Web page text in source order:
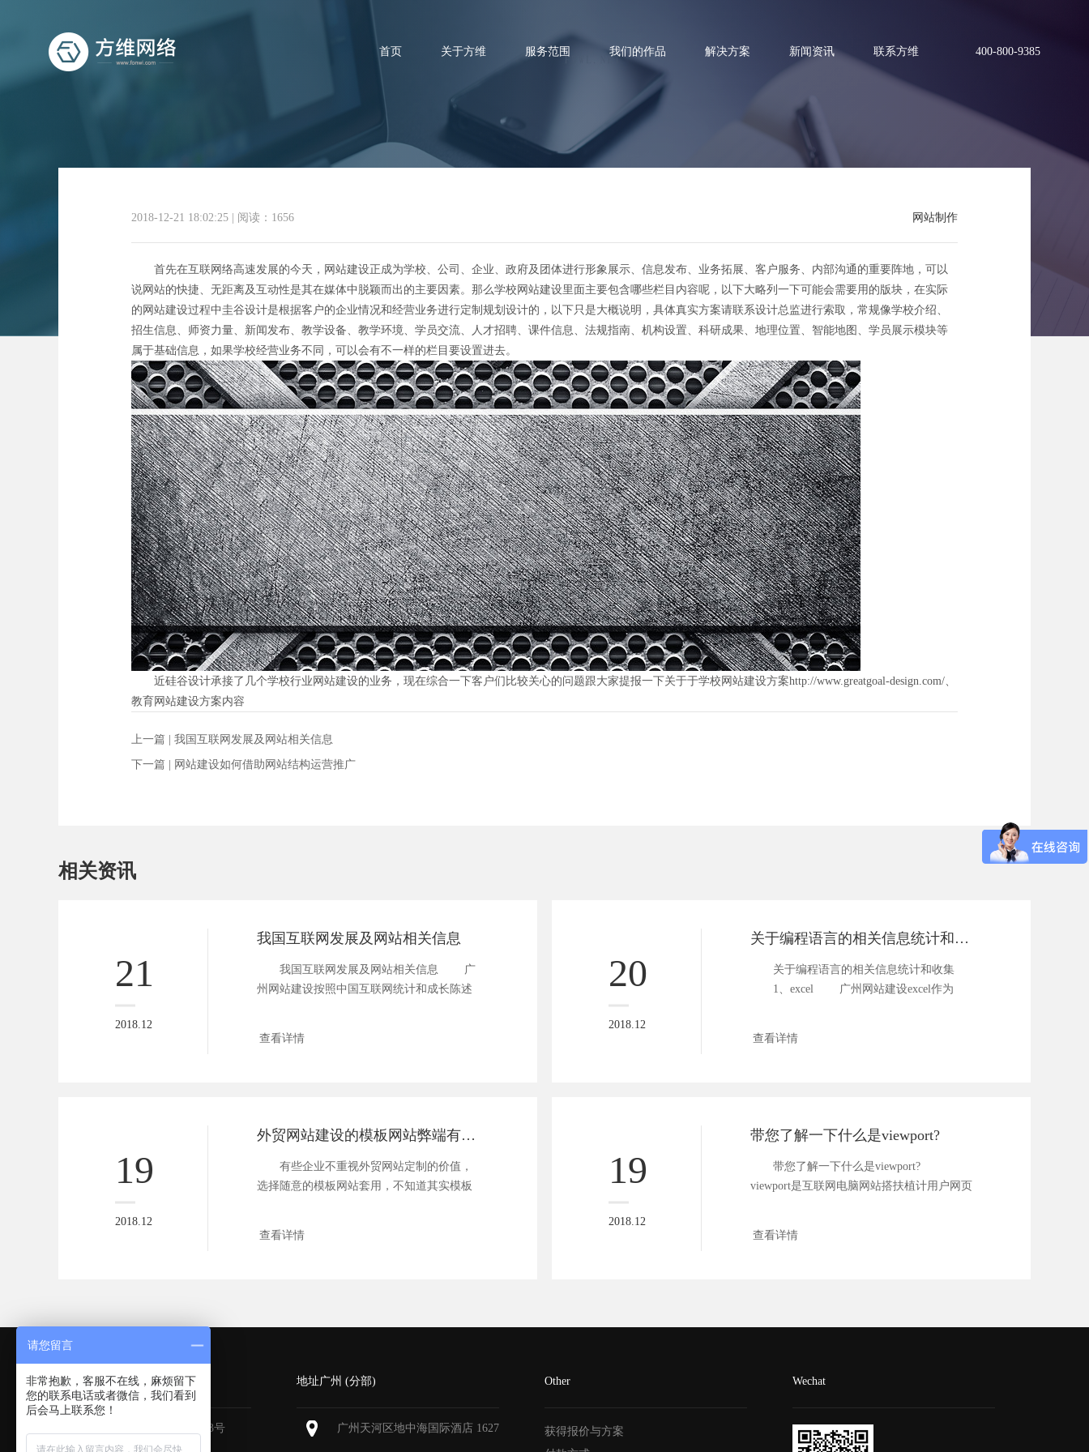
首页 关于方维 服务范围 我们的作品 解决方案 新闻资讯 联系方维 400-800-9385
网站制作
2018-12-21 18:02:25 阅读：1656
首先在互联网络高速发展的今天，网站建设正成为学校、公司、企业、政府及团体进行形象展示、信息发布、业务拓展、客户服务、内部沟通的重要阵地，可以
说网站的快捷、无距离及互动性是其在媒体中脱颖而出的主要因素。那么学校网站建设里面主要包含哪些栏目内容呢，以下大略列一下可能会需要用的版块，在实际
的网站建设过程中圭谷设计是根据客户的企业情况和经营业务进行定制规划设计的，以下只是大概说明，具体真实方案请联系设计总监进行索取，常规像学校介绍、
招生信息、师资力量、新闻发布、教学设备、教学环境、学员交流、人才招聘、课件信息、法规指南、机构设置、科研成果、地理位置、智能地图、学员展示模块等
属于基础信息，如果学校经营业务不同，可以会有不一样的栏目要设置进去。
近硅谷设计承接了几个学校行业网站建设的业务，现在综合一下客户们比较关心的问题跟大家提报一下关于于学校网站建设方案http://www.greatgoal-design.com/、
教育网站建设方案内容
上一篇 | 我国互联网发展及网站相关信息
下一篇 | 网站建设如何借助网站结构运营推广
相关资讯
21
2018.12
我国互联网发展及网站相关信息
我国互联网发展及网站相关信息 广
州网站建设按照中国互联网统计和成长陈述
查看详情
20
2018.12
关于编程语言的相关信息统计和收集
关于编程语言的相关信息统计和收集
1、excel 广州网站建设excel作为
查看详情
19
2018.12
外贸网站建设的模板网站弊端有哪些
有些企业不重视外贸网站定制的价值，
选择随意的模板网站套用，不知道其实模板
查看详情
19
2018.12
带您了解一下什么是viewport?
带您了解一下什么是viewport?
viewport是互联网电脑网站搭扶植计用户网页
查看详情
深圳 (总部)
深圳福田区深南大道6013号
中国有色大厦713-715
地址广州 (分部)
广州天河区地中海国际酒店 1627
Other
获得报价与方案
Wechat
请您留言
非常抱歉，客服不在线，麻烦留下
您的联系电话或者微信，我们看到
后会马上联系您！